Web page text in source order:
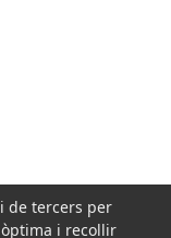
de tercers per
i recollir